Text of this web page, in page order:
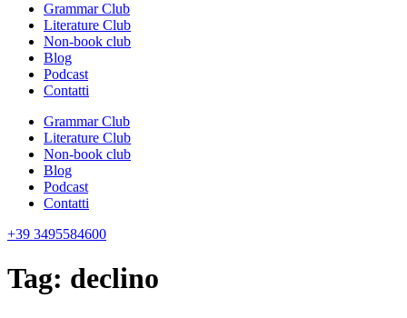
Grammar Club
Literature Club
Non-book club
Blog
Podcast
Contatti
Grammar Club
Literature Club
Non-book club
Blog
Podcast
Contatti
+39 3495584600
Tag: declino